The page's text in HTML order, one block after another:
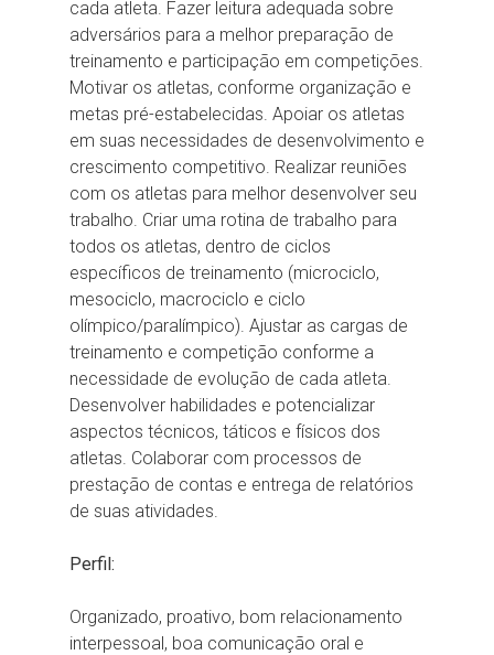
cada atleta. Fazer leitura adequada sobre
adversários para a melhor preparação de
treinamento e participação em competições.
Motivar os atletas, conforme organização e
metas pré-estabelecidas. Apoiar os atletas
em suas necessidades de desenvolvimento e
crescimento competitivo. Realizar reuniões
com os atletas para melhor desenvolver seu
trabalho. Criar uma rotina de trabalho para
todos os atletas, dentro de ciclos
específicos de treinamento (microciclo,
mesociclo, macrociclo e ciclo
olímpico/paralímpico). Ajustar as cargas de
treinamento e competição conforme a
necessidade de evolução de cada atleta.
Desenvolver habilidades e potencializar
aspectos técnicos, táticos e físicos dos
atletas. Colaborar com processos de
prestação de contas e entrega de relatórios
de suas atividades.
Perfil:
Organizado, proativo, bom relacionamento
interpessoal, boa comunicação oral e